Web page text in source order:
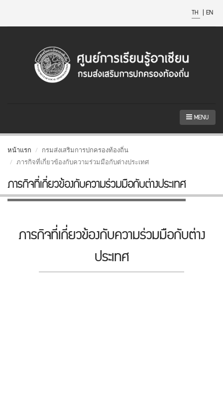
TH | EN
MENU
หน้าแรก
กรมส่งเสริมการปกครองท้องถิ่น
ภารกิจที่เกี่ยวข้องกับความร่วมมือกับต่างประเทศ
ภารกิจที่เกี่ยวข้องกับความร่วมมือกับต่างประเทศ
ภารกิจที่เกี่ยวข้องกับความร่วมมือกับต่าง
ประเทศ